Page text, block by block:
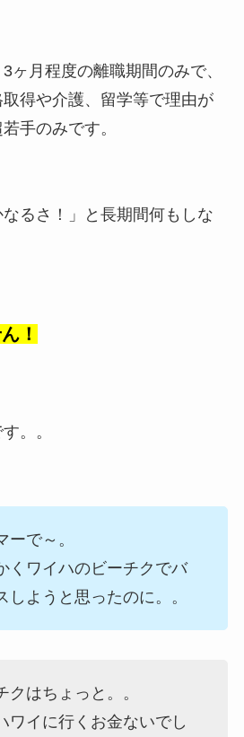
ヶ月程度の離職期間のみで、
得や介護、留学等で理由が
手のみです。
るさ！」と長期間何もしな
！
。。
ーで～。
くワイハのビーチクでバ
しようと思ったのに。。
クはちょっと。。
ワイに行くお金ないでし